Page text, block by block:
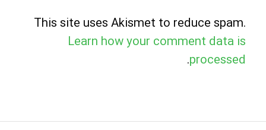
This site uses Akismet to reduce spam.
Learn how your comment data is
processed
.